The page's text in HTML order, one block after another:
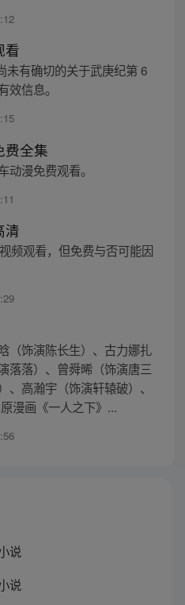
看
有确切的关于武庚纪第 6
信息。
费全集
动漫免费观看。
清
频观看，但免费与否可能因
（饰演陈长生）、古力娜扎
落落）、曾舜晞（饰演唐三
高瀚宇（饰演轩辕破）、
漫画《一人之下》...
说
说